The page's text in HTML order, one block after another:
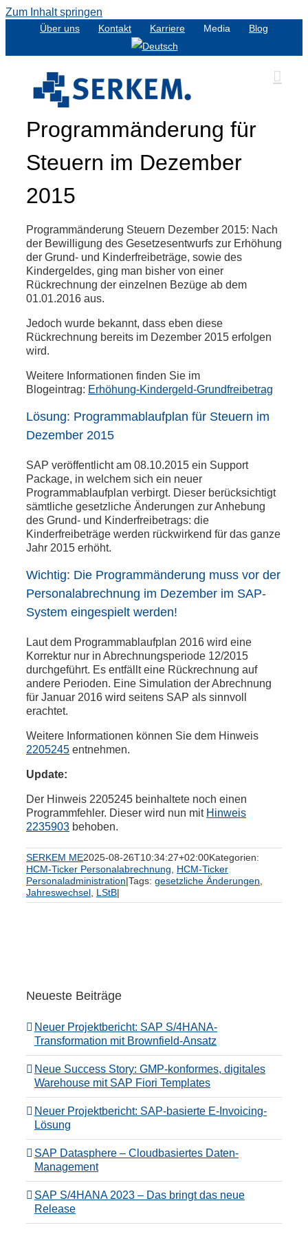
Zum Inhalt springen
Über uns Kontakt Karriere Media Blog
Programmänderung für
Steuern im Dezember
2015
Programmänderung Steuern Dezember 2015: Nach
der Bewilligung des Gesetzesentwurfs zur Erhöhung
der Grund- und Kinderfreibeträge, sowie des
Kindergeldes, ging man bisher von einer
Rückrechnung der einzelnen Bezüge ab dem
01.01.2016 aus.
Jedoch wurde bekannt, dass eben diese
Rückrechnung bereits im Dezember 2015 erfolgen
wird.
Weitere Informationen finden Sie im
Blogeintrag: Erhöhung-Kindergeld-Grundfreibetrag
Lösung: Programmablaufplan für Steuern im
Dezember 2015
SAP veröffentlicht am 08.10.2015 ein Support
Package, in welchem sich ein neuer
Programmablaufplan verbirgt. Dieser berücksichtigt
sämtliche gesetzliche Änderungen zur Anhebung
des Grund- und Kinderfreibetrags: die
Kinderfreibeträge werden rückwirkend für das ganze
Jahr 2015 erhöht.
Wichtig: Die Programmänderung muss vor der
Personalabrechnung im Dezember im SAP-
System eingespielt werden!
Laut dem Programmablaufplan 2016 wird eine
Korrektur nur in Abrechnungsperiode 12/2015
durchgeführt. Es entfällt eine Rückrechnung auf
andere Perioden. Eine Simulation der Abrechnung
für Januar 2016 wird seitens SAP als sinnvoll
erachtet.
Weitere Informationen können Sie dem Hinweis
2205245 entnehmen.
Update:
Der Hinweis 2205245 beinhaltete noch einen
Programmfehler. Dieser wird nun mit Hinweis
2235903 behoben.
SERKEM ME2025-08-26T10:34:27+02:00Kategorien:
HCM-Ticker Personalabrechnung
HCM-Ticker
Personaladministration|Tags: gesetzliche Änderungen
Jahreswechsel LStB|
Neueste Beiträge
Neuer Projektbericht: SAP S/4HANA-
Transformation mit Brownfield-Ansatz
Neue Success Story: GMP-konformes, digitales
Warehouse mit SAP Fiori Templates
Neuer Projektbericht: SAP-basierte E-Invoicing-
Lösung
SAP Datasphere – Cloudbasiertes Daten-
Management
SAP S/4HANA 2023 – Das bringt das neue
Release